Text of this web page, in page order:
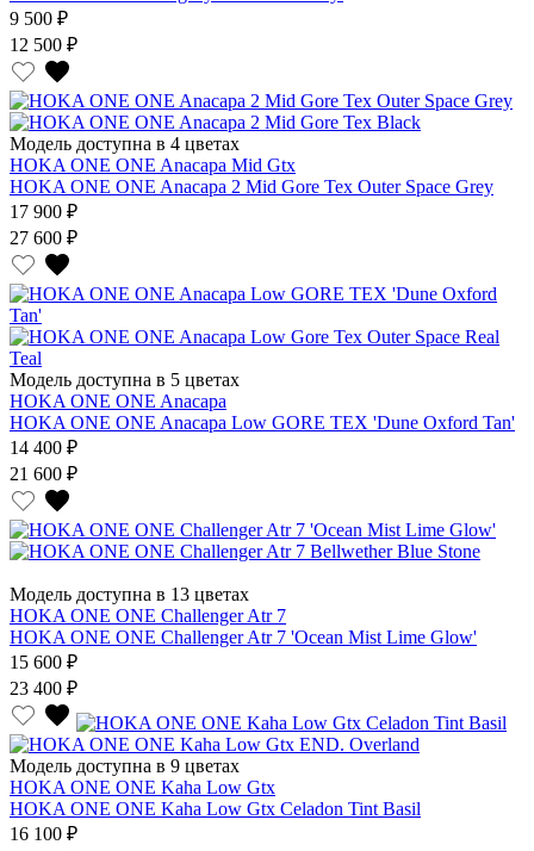
9 500 ₽
12 500 ₽
Модель доступна в 4 цветах
HOKA ONE ONE Anacapa Mid Gtx
HOKA ONE ONE Anacapa 2 Mid Gore Tex Outer Space Grey
17 900 ₽
27 600 ₽
Модель доступна в 5 цветах
HOKA ONE ONE Anacapa
HOKA ONE ONE Anacapa Low GORE TEX 'Dune Oxford Tan'
14 400 ₽
21 600 ₽
Модель доступна в 13 цветах
HOKA ONE ONE Challenger Atr 7
HOKA ONE ONE Challenger Atr 7 'Ocean Mist Lime Glow'
15 600 ₽
23 400 ₽
Модель доступна в 9 цветах
HOKA ONE ONE Kaha Low Gtx
HOKA ONE ONE Kaha Low Gtx Celadon Tint Basil
16 100 ₽